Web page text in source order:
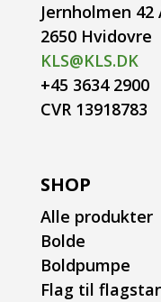
Jernholmen 42
2650 Hvidovre
KLS@KLS.DK
+45 3634 2900
CVR 13918783
SHOP
Alle produkter
Bolde
Boldpumpe
Flag til